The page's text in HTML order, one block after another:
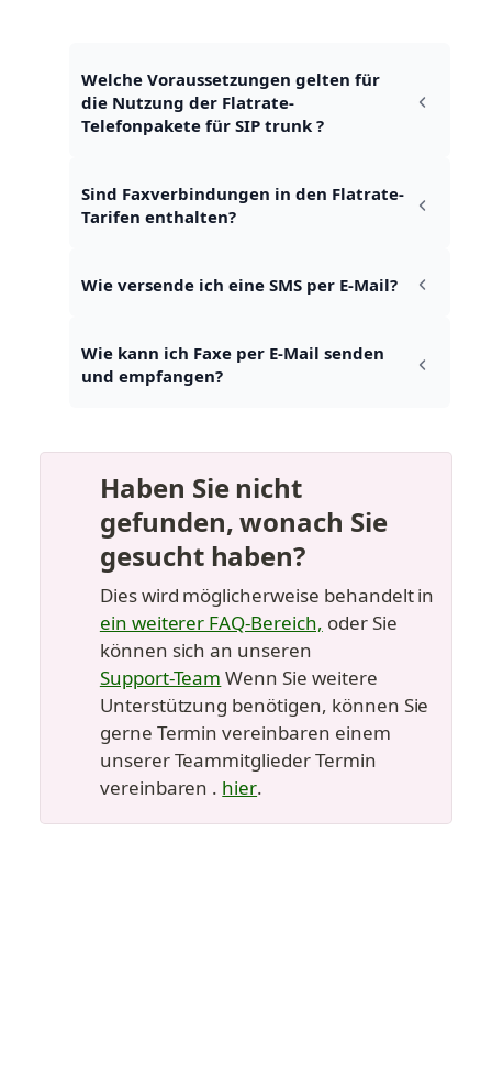
Welche Voraussetzungen gelten für
die Nutzung der Flatrate-
Telefonpakete für SIP trunk ?
Sind Faxverbindungen in den Flatrate-
Tarifen enthalten?
Wie versende ich eine SMS per E-Mail?
Wie kann ich Faxe per E-Mail senden
und empfangen?
Haben Sie nicht
gefunden, wonach Sie
gesucht haben?
ein weiterer FAQ-Bereich, oder Sie
können sich an unseren
Support-Team Wenn Sie weitere
Unterstützung benötigen, können Sie
gerne Termin vereinbaren einem
unserer Teammitglieder Termin
vereinbaren . hier.